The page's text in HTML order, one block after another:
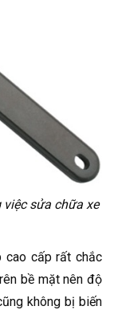
việc sửa chữa xe
cao cấp rất chắc
bề mặt nên độ
không bị biến